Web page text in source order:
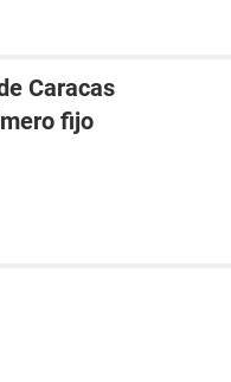
Caracas
fijo